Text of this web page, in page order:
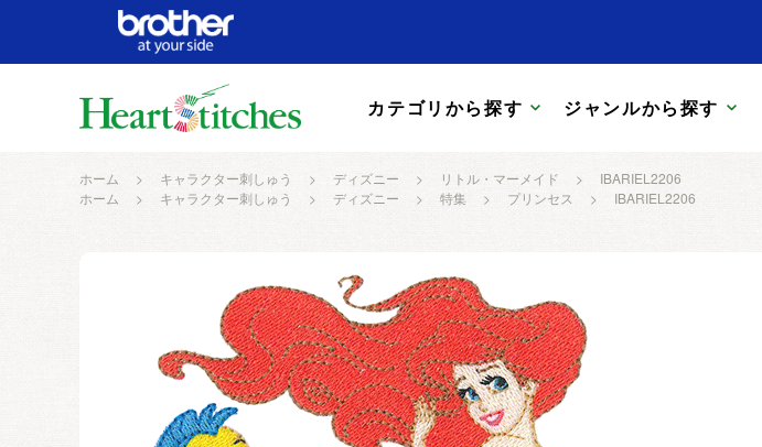
カテゴリから探す ジャンルから探す
ホーム > キャラクター刺しゅう > ディズニー > リトル・マーメイド >
IBARIEL2206
ホーム
> キャラクター刺しゅう > ディズニー > 特集 > プリンセス > IBARIEL2206